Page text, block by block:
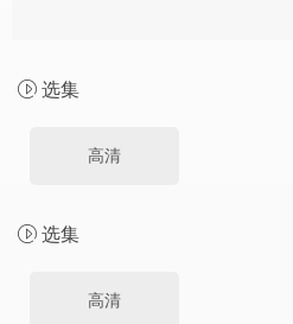
选集
高清
选集
高清